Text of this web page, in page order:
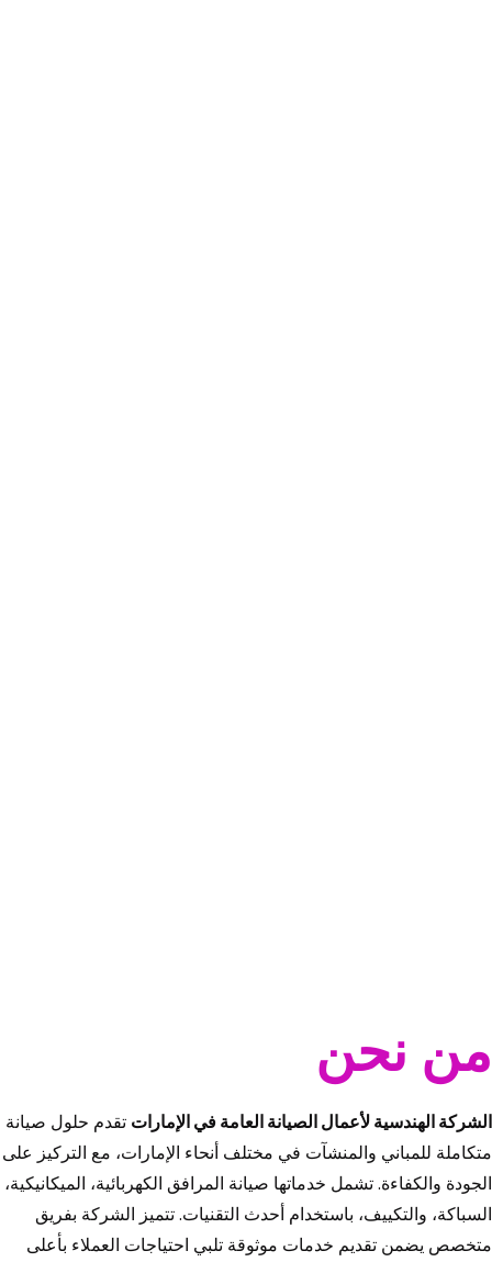
من نحن
الشركة الهندسية لأعمال الصيانة العامة في الإمارات تقدم حلول صيانة
متكاملة للمباني والمنشآت في مختلف أنحاء الإمارات، مع التركيز على
الجودة والكفاءة. تشمل خدماتها صيانة المرافق الكهربائية، الميكانيكية،
السباكة، والتكييف، باستخدام أحدث التقنيات. تتميز الشركة بفريق
متخصص يضمن تقديم خدمات موثوقة تلبي احتياجات العملاء بأعلى